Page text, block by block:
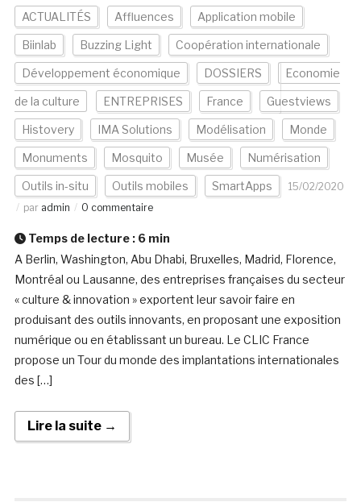
ACTUALITÉS Affluences Application mobile
Biinlab Buzzing Light Coopération internationale
Développement économique DOSSIERS Economie
de la culture ENTREPRISES France Guestviews
Histovery IMA Solutions Modélisation Monde
Monuments Mosquito Musée Numérisation
Outils in-situ Outils mobiles SmartApps
15/02/2020
par admin 0 commentaire
Temps de lecture : 6 min
A Berlin, Washington, Abu Dhabi, Bruxelles, Madrid, Florence,
Montréal ou Lausanne, des entreprises françaises du secteur
« culture & innovation » exportent leur savoir faire en
produisant des outils innovants, en proposant une exposition
numérique ou en établissant un bureau. Le CLIC France
propose un Tour du monde des implantations internationales
des […]
Lire la suite →